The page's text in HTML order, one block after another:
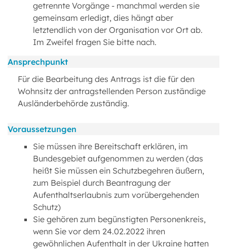
getrennte Vorgänge - manchmal werden sie
gemeinsam erledigt, dies hängt aber
letztendlich von der Organisation vor Ort ab.
Im Zweifel fragen Sie bitte nach.
Ansprechpunkt
Für die Bearbeitung des Antrags ist die für den
Wohnsitz der antragstellenden Person zuständige
Ausländerbehörde zuständig.
Voraussetzungen
Sie müssen ihre Bereitschaft erklären, im
Bundesgebiet aufgenommen zu werden (das
heißt Sie müssen ein Schutzbegehren äußern,
zum Beispiel durch Beantragung der
Aufenthaltserlaubnis zum vorübergehenden
Schutz)
Sie gehören zum begünstigten Personenkreis,
wenn Sie vor dem 24.02.2022 ihren
gewöhnlichen Aufenthalt in der Ukraine hatten